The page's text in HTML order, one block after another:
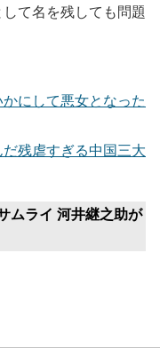
て名を残しても問題
にして悪女となった
残虐すぎる中国三大
ムライ 河井継之助が